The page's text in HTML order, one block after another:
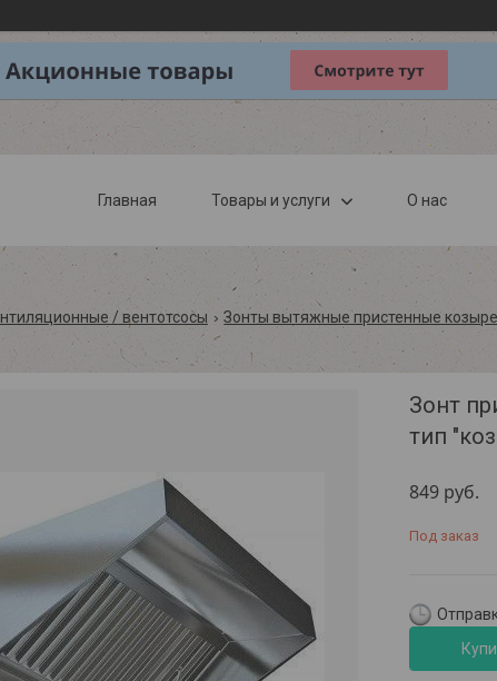
Главная Товары и услуги О нас
/ вентотсосы Зонты вытяжные пристенные
Зонт
тип
849 руб.
Под заказ